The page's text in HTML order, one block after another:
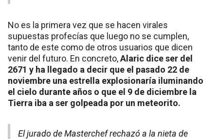
No es la primera vez que se hacen virales
supuestas profecías que luego no se cumplen,
tanto de este como de otros usuarios que dicen
venir del futuro. En concreto,Alaric dice ser del
2671 y ha llegado a decir que el pasado 22 de
noviembre una estrella explosionaría iluminando
el cielo durante años o que el 9 de diciembre la
Tierra iba a ser golpeada por un meteorito.
El jurado de Masterchef rechazó a la nieta de